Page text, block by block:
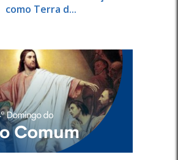
como Terra d...